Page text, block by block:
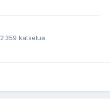
2 359 katselua